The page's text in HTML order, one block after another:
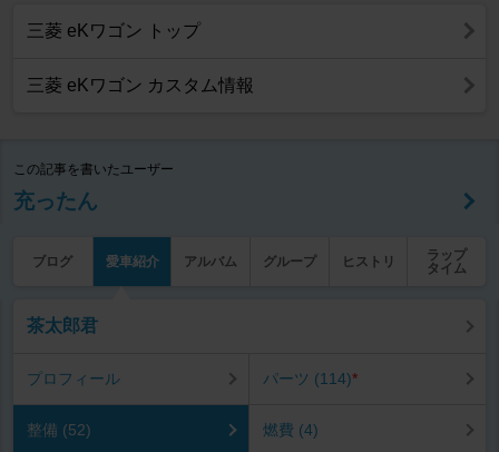
三菱 eKワゴン トップ
三菱 eKワゴン カスタム情報
この記事を書いたユーザー
充ったん
ブログ 愛車紹介 アルバム グループ ヒストリ
ラップ
タイム
茶太郎君
プロフィール パーツ (114)*
整備 (52) 燃費 (4)